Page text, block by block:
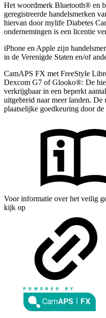
Het woordmerk Bluetooth® en
geregistreerde handelsmerken
hiervan door mylife Diabetes
ondernemingen is een licentie
iPhone en Apple zĳn
in de Verenigde Staten en/of
CamAPS FX met FreeStyle
Dexcom G7 of Glooko®: De
verkrijgbaar in een beperkt
uitgebreid naar meer landen.
plaatselijke goedkeuring door de
Voor informatie over het veilig
kijk op